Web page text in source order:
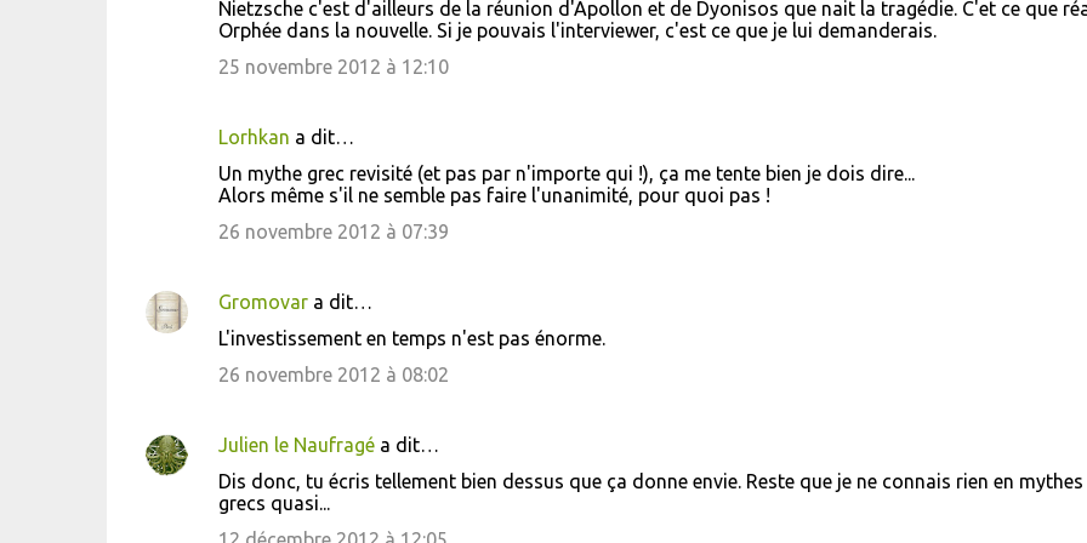
Nietzsche c'est d'ailleurs de la réunion d'Apollon et de Dyonisos que nait la tragédie. C'et ce que
Orphée dans la nouvelle. Si je pouvais l'interviewer, c'est ce que je lui demanderais.
25 novembre 2012 à 12:10
Lorhkan a dit…
Un mythe grec revisité (et pas par n'importe qui !), ça me tente bien je dois dire...
Alors même s'il ne semble pas faire l'unanimité, pour quoi pas !
26 novembre 2012 à 07:39
Gromovara dit…
L'investissement en temps n'est pas énorme.
26 novembre 2012 à 08:02
Julien le Naufragéa dit…
Dis donc, tu écris tellement bien dessus que ça donne envie. Reste que je ne connais rien en mythes
grecs quasi...